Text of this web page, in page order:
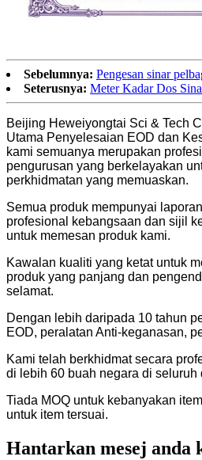
Sebelumnya: Pengesan sinar
Seterusnya: Meter Kadar Dos
Beijing Heweiyongtai Sci & Tech
Utama Penyelesaian EOD dan
kami semuanya merupakan
pengurusan yang berkelayakan
perkhidmatan yang memuaskan.
Semua produk mempunyai
profesional kebangsaan dan sijil
untuk memesan produk kami.
Kawalan kualiti yang ketat untuk
produk yang panjang dan
selamat.
Dengan lebih daripada 10 tahun
EOD, peralatan Anti-keganasan,
Kami telah berkhidmat secara
di lebih 60 buah negara di seluruh
Tiada MOQ untuk kebanyakan
untuk item tersuai.
Hantarkan mesej anda